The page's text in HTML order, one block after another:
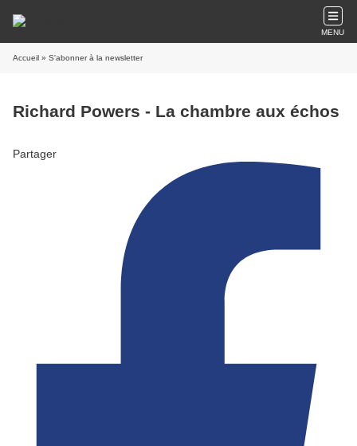
MENU
Accueil » S'abonner à la newsletter
Richard Powers - La chambre aux échos
Partager